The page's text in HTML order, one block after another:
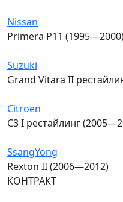
Nissan
Primera P11
Suzuki
Grand Vitara II
Citroen
C3 I рестайлинг
SsangYong
Rexton II (2006—2012)
КОНТРАКТ